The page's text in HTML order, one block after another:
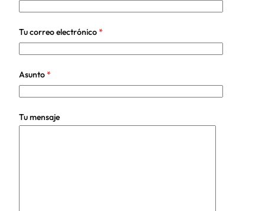
Tu correo electrónico*
Asunto*
Tu mensaje